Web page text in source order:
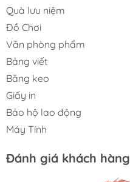
Quà lưu niệm
Đồ Chơi
Văn phòng phẩm
Bảng viết
Băng keo
Giấy in
Bảo hộ lao động
Máy Tính
Đánh giá khách hàng